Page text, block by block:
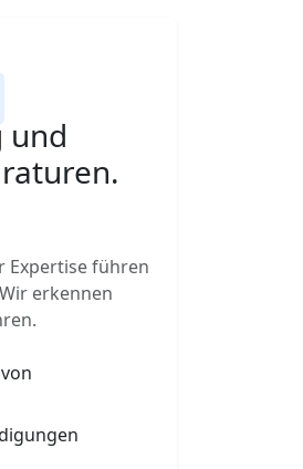
und
Expertise führen
erkennen